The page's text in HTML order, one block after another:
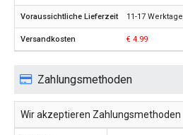
11-17 Werktage
€ 4.99
Zahlungsmethoden
Wir akzeptieren Zahlungsmethoden